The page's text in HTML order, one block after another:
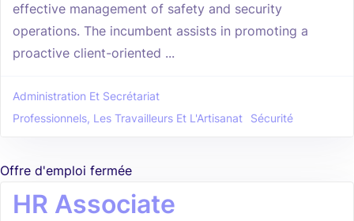
effective management of safety and security
operations. The incumbent assists in promoting a
proactive client-oriented ...
Administration Et Secrétariat
Professionnels, Les Travailleurs Et L'Artisanat
Sécurité
Offre d'emploi fermée
HR Associate